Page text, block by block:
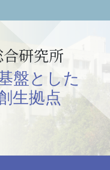
研究所
盤とした
生拠点